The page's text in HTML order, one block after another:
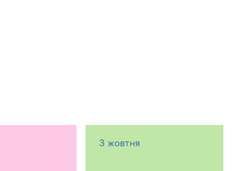
3 жовтня